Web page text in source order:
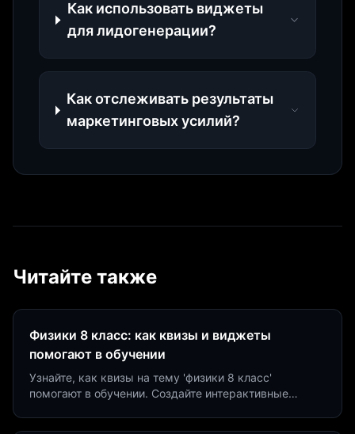
Как использовать виджеты
для лидогенерации?
Как отслеживать результаты
маркетинговых усилий?
Читайте также
Физики 8 класс: как квизы и виджеты
помогают в обучении
Узнайте, как квизы на тему 'физики 8 класс'
помогают в обучении. Создайте интерактивные